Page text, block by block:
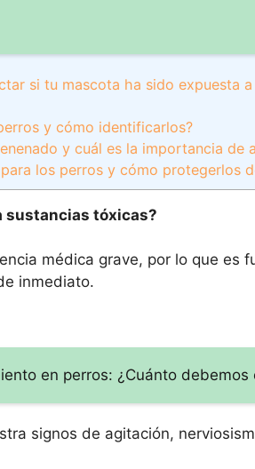
si tu mascota ha sido expuesta
y cómo identificarlos?
y cuál es la importancia de
los perros y cómo protegerlos
sustancias tóxicas?
médica grave, por lo que es
inmediato.
en perros: ¿Cuánto debemos
signos de agitación,